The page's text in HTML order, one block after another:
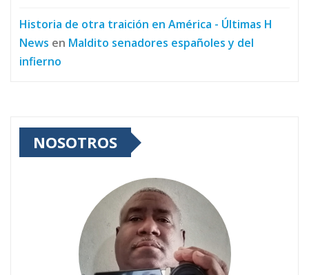
Historia de otra traición en América - Últimas H
News en Maldito senadores españoles y del
infierno
NOSOTROS